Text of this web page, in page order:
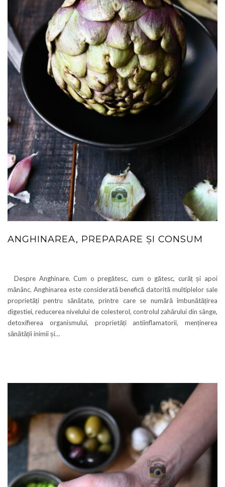
ANGHINAREA, PREPARARE ȘI CONSUM
Despre Anghinare. Cum o pregătesc, cum o gătesc, curăț și apoi
mănânc. Anghinarea este considerată benefică datorită multiplelor sale
proprietăți pentru sănătate, printre care se numără îmbunătățirea
digestiei, reducerea nivelului de colesterol, controlul zahărului din sânge,
detoxifierea organismului, proprietăți antiinflamatorii, menținerea
sănătății inimii și…